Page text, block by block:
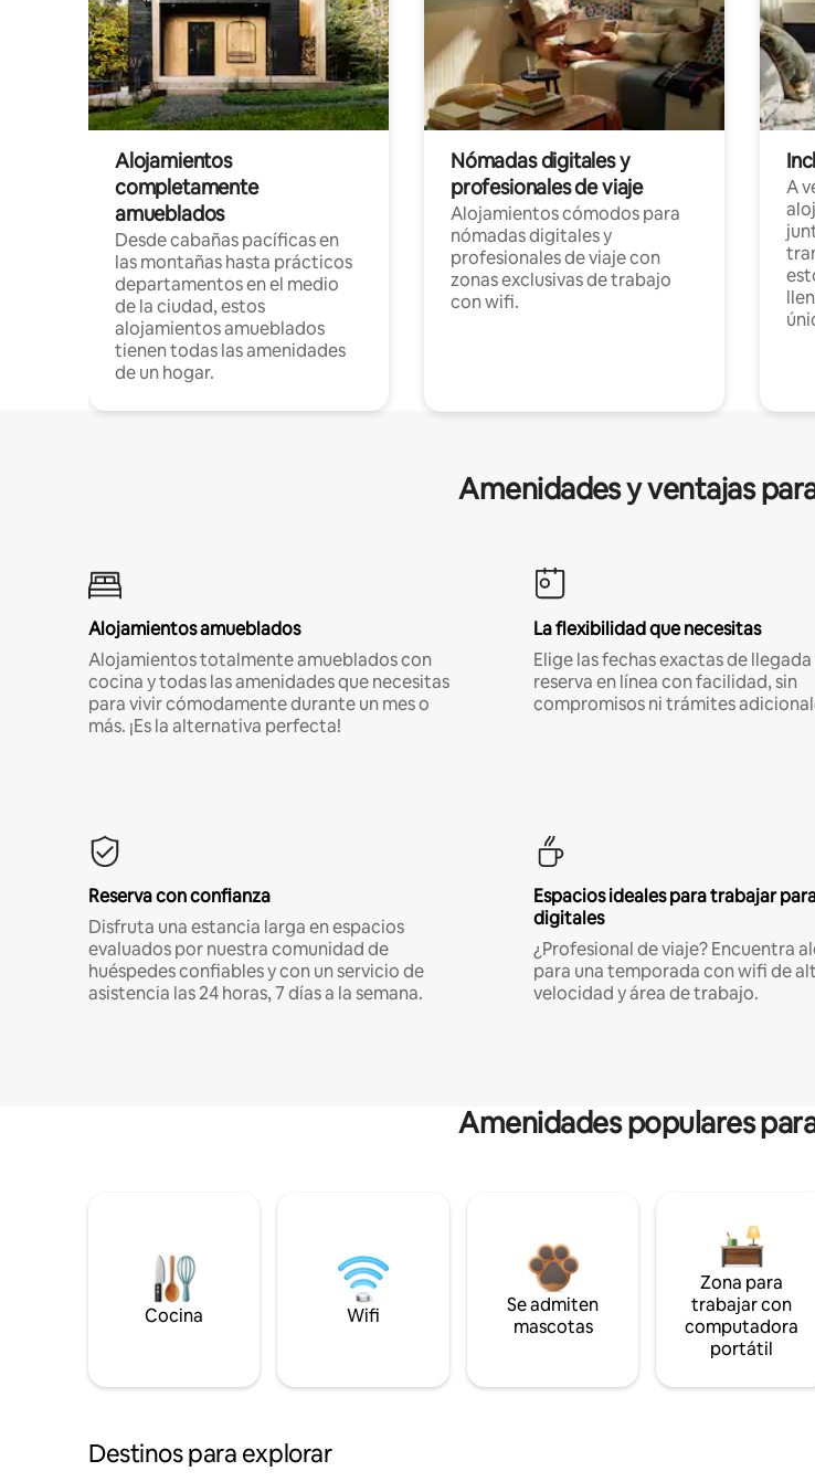
Alojamientos
completamente
amueblados
Desde cabañas pacíficas en
las montañas hasta prácticos
departamentos en el medio
de la ciudad, estos
alojamientos amueblados
tienen todas las amenidades
de un hogar.
Nómadas digitales y
profesionales de viaje
Alojamientos cómodos para
nómadas digitales y
profesionales de viaje con
zonas exclusivas de trabajo
con wifi.
A
Amenidades y ventajas
Alojamientos amueblados
Alojamientos totalmente amueblados con
cocina y todas las amenidades que necesitas
para vivir cómodamente durante un mes o
más. ¡Es la alternativa perfecta!
La flexibilidad que necesitas
Elige las fechas exactas de llegada
reserva en línea con facilidad, sin
compromisos ni trámites
Reserva con confianza
Disfruta una estancia larga en espacios
evaluados por nuestra comunidad de
huéspedes confiables y con un servicio de
asistencia las 24 horas, 7 días a la semana.
Espacios ideales para trabajar
digitales
¿Profesional de viaje? Encuentra
para una temporada con wifi de
velocidad y área de trabajo.
Amenidades populares
Cocina Wifi
Se admiten
mascotas
Zona para
trabajar con
computadora
portátil
Destinos para explorar